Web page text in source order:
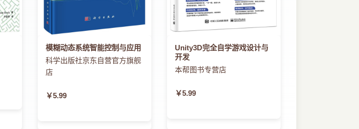
模糊动态系统智能控制与应用
科学出版社京东自营官方旗舰
店
￥5.99
Unity3D完全自学游戏设计与
开发
本帮图书专营店
￥5.99